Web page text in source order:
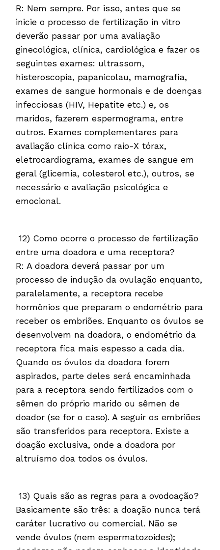
R: Nem sempre. Por isso, antes que se
inicie o processo de fertilização in vitro
deverão passar por uma avaliação
ginecológica, clínica, cardiológica e fazer os
seguintes exames: ultrassom,
histeroscopia, papanicolau, mamografia,
exames de sangue hormonais e de doenças
infecciosas (HIV, Hepatite etc.) e, os
maridos, fazerem espermograma, entre
outros. Exames complementares para
avaliação clínica como raio-X tórax,
eletrocardiograma, exames de sangue em
geral (glicemia, colesterol etc.), outros, se
necessário e avaliação psicológica e
emocional.
12) Como ocorre o processo de fertilização
entre uma doadora e uma receptora?
R: A doadora deverá passar por um
processo de indução da ovulação enquanto,
paralelamente, a receptora recebe
hormônios que preparam o endométrio para
receber os embriões. Enquanto os óvulos se
desenvolvem na doadora, o endométrio da
receptora fica mais espesso a cada dia.
Quando os óvulos da doadora forem
aspirados, parte deles será encaminhada
para a receptora sendo fertilizados com o
sêmen do próprio marido ou sêmen de
doador (se for o caso). A seguir os embriões
são transferidos para receptora. Existe a
doação exclusiva, onde a doadora por
altruísmo doa todos os óvulos.
13) Quais são as regras para a ovodoação?
Basicamente são três: a doação nunca terá
caráter lucrativo ou comercial. Não se
vende óvulos (nem espermatozoides);